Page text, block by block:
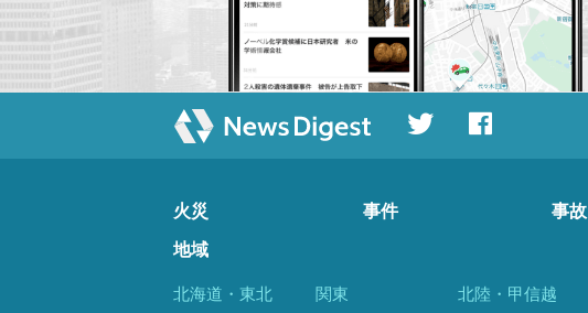
火災 事件 事故
地域
北海道・東北 関東 北陸・甲信越